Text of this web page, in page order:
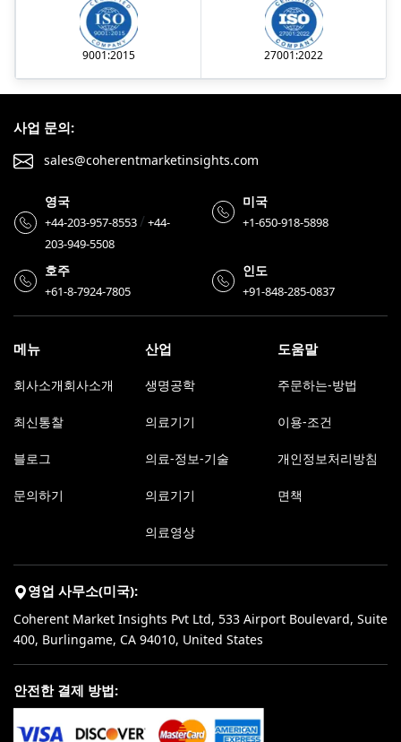
9001:2015 27001:2022
사업 문의:
sales@coherentmarketinsights.com
영국
+44-203-957-8553/+44-
203-949-5508
미국
+1-650-918-5898
호주
+61-8-7924-7805
인도
+91-848-285-0837
메뉴
회사소개회사소개
최신통찰
블로그
문의하기
산업
생명공학
의료기기
의료-정보-기술
의료기기
의료영상
도움말
주문하는-방법
이용-조건
개인정보처리방침
면책
영업 사무소(미국):
Coherent Market Insights Pvt Ltd, 533 Airport Boulevard, Suite
400, Burlingame, CA 94010, United States
안전한 결제 방법: